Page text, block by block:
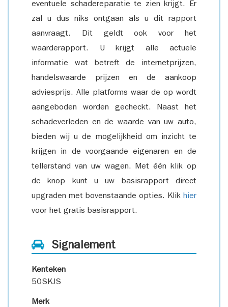
eventuele schadereparatie te zien krijgt. Er
zal u dus niks ontgaan als u dit rapport
aanvraagt. Dit geldt ook voor het
waarderapport. U krijgt alle actuele
informatie wat betreft de internetprijzen,
handelswaarde prijzen en de aankoop
adviesprijs. Alle platforms waar de op wordt
aangeboden worden gecheckt. Naast het
schadeverleden en de waarde van uw auto,
bieden wij u de mogelijkheid om inzicht te
krijgen in de voorgaande eigenaren en de
tellerstand van uw wagen. Met één klik op
de knop kunt u uw basisrapport direct
upgraden met bovenstaande opties. Klik hier
voor het gratis basisrapport.
Signalement
Kenteken
50SKJS
Merk